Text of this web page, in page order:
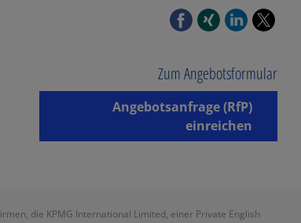
Zum Angebotsformular
Angebotsanfrage (RfP)
einreichen
die KPMG International Limited, einer Private English